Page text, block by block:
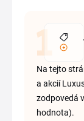
Na tejto
a akcií
zodpovedá
hodnota).